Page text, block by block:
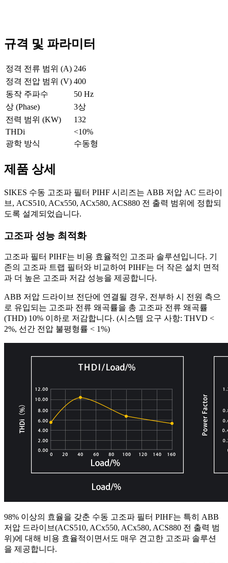
규격 및 파라미터
정격 전류 범위 (A) 246
정격 전압 범위 (V) 400
동작 주파수
50 Hz
상 (Phase)
3상
전력 범위 (KW)
132
THDi
<10%
광학 방식
수동형
제품 상세
SIKES 수동 고조파 필터 PIHF 시리즈는 ABB 저압 AC 드라이
브, ACS510, ACx550, ACx580, ACS880 전 출력 범위에 정합되
도록 설계되었습니다.
고조파 성능 최적화
고조파 필터 PIHF는 비용 효율적인 고조파 솔루션입니다. 기
존의 고조파 트랩 필터와 비교하여 PIHF는 더 작은 설치 면적
과 더 높은 고조파 저감 성능을 제공합니다.
ABB 저압 드라이브 전단에 연결될 경우, 전부하 시 전원 측으
로 유입되는 고조파 전류 왜곡률을 총 고조파 전류 왜곡률
(THD) 10% 이하로 저감합니다. (시스템 요구 사항: THVD <
2%, 선간 전압 불평형률 < 1%)
98% 이상의 효율을 갖춘 수동 고조파 필터 PIHF는 특히 ABB
저압 드라이브(ACS510, ACx550, ACx580, ACS880 전 출력 범
위)에 대해 비용 효율적이면서도 매우 견고한 고조파 솔루션
을 제공합니다.